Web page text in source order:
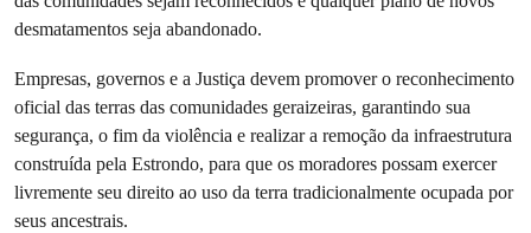
desmatamentos seja abandonado.
Empresas, governos e a Justiça devem promover o reconhecimento
oficial das terras das comunidades geraizeiras, garantindo sua
segurança, o fim da violência e realizar a remoção da infraestrutura
construída pela Estrondo, para que os moradores possam exercer
livremente seu direito ao uso da terra tradicionalmente ocupada por
seus ancestrais.